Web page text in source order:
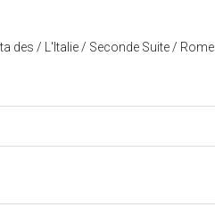
des / L'Italie / Seconde Suite / Rome